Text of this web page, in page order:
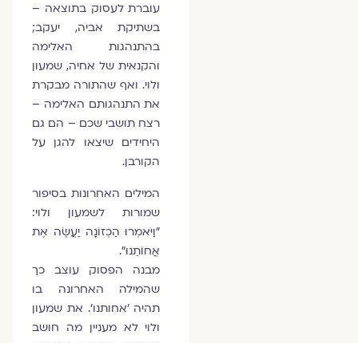
עוברת לעסוק בתוצאה –
בשתיקת אביה, יעקב;
בהתנהגות האלימה
והקנאית של אחיה, שמעון
ולוי. ואף שהתורה מבקרת
את התנהגותם האלימה –
רצח תושבי שכם – הם גם
היחידים שיצאו להגן על
הקורבן.
המילים האחרונות בסיפור
שמורות לשמעון ולוי:
"וַיֹּאמְרוּ הַכְזוֹנָה יַעֲשֶׂה אֶת
אֲחוֹתֵנוּ".
מבנה הפסוק עוצב כך
שהמילה האחרונה בו
תהיה 'אחותנו'. את שמעון
ולוי לא מעניין מה חושב